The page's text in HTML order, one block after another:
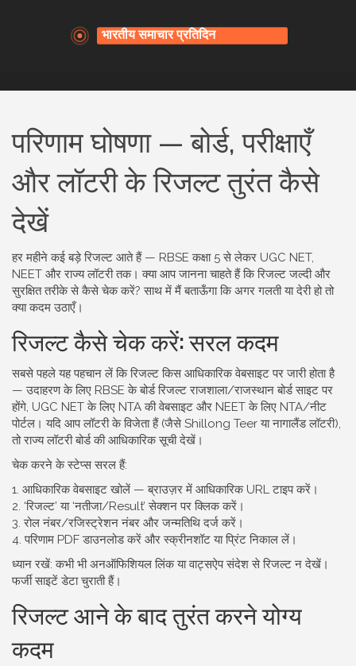
परिणाम घोषणा — बोर्ड, परीक्षाएँ
और लॉटरी के रिजल्ट तुरंत कैसे
देखें
हर महीने कई बड़े रिजल्ट आते हैं — RBSE कक्षा 5 से लेकर UGC NET,
NEET और राज्य लॉटरी तक। क्या आप जानना चाहते हैं कि रिजल्ट जल्दी और
सुरक्षित तरीके से कैसे चेक करें? साथ में मैं बताऊँगा कि अगर गलती या देरी हो तो
क्या कदम उठाएँ।
रिजल्ट कैसे चेक करें: सरल कदम
सबसे पहले यह पहचान लें कि रिजल्ट किस आधिकारिक वेबसाइट पर जारी होता है
— उदाहरण के लिए RBSE के बोर्ड रिजल्ट राजशाला/राजस्थान बोर्ड साइट पर
होंगे, UGC NET के लिए NTA की वेबसाइट और NEET के लिए NTA/नीट
पोर्टल। यदि आप लॉटरी के विजेता हैं (जैसे Shillong Teer या नागालैंड लॉटरी),
तो राज्य लॉटरी बोर्ड की आधिकारिक सूची देखें।
चेक करने के स्टेप्स सरल हैं:
1. आधिकारिक वेबसाइट खोलें — ब्राउज़र में आधिकारिक URL टाइप करें।
2. ‘रिजल्ट’ या ‘नतीजा/Result’ सेक्शन पर क्लिक करें।
3. रोल नंबर/रजिस्ट्रेशन नंबर और जन्मतिथि दर्ज करें।
4. परिणाम PDF डाउनलोड करें और स्क्रीनशॉट या प्रिंट निकाल लें।
ध्यान रखें: कभी भी अनऑफिशियल लिंक या वाट्सऐप संदेश से रिजल्ट न देखें।
फर्जी साइटें डेटा चुराती हैं।
रिजल्ट आने के बाद तुरंत करने योग्य
कदम